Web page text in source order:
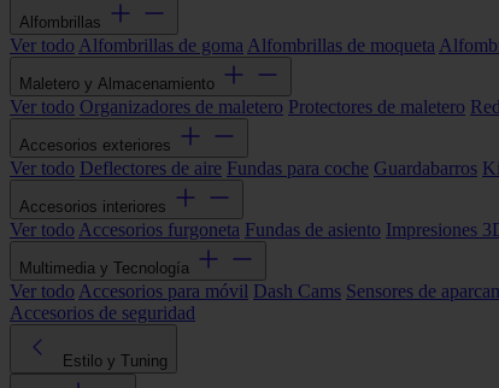
Alfombrillas
Ver todo Alfombrillas de goma Alfombrillas de moqueta
Maletero y Almacenamiento
Ver todo Organizadores de maletero Protectores de maletero
Accesorios exteriores
Ver todo Deflectores de aire Fundas para coche Guardabarros
Accesorios interiores
Ver todo Accesorios furgoneta Fundas de asiento Impresiones
Multimedia y Tecnología
Ver todo Accesorios para móvil Dash Cams Sensores de
Accesorios de seguridad
Estilo y Tuning